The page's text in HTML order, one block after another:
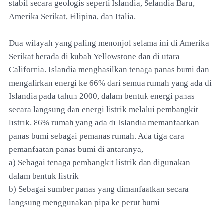
stabil secara geologis seperti Islandia, Selandia Baru,
Amerika Serikat, Filipina, dan Italia.
Dua wilayah yang paling menonjol selama ini di Amerika
Serikat berada di kubah Yellowstone dan di utara
California. Islandia menghasilkan tenaga panas bumi dan
mengalirkan energi ke 66% dari semua rumah yang ada di
Islandia pada tahun 2000, dalam bentuk energi panas
secara langsung dan energi listrik melalui pembangkit
listrik. 86% rumah yang ada di Islandia memanfaatkan
panas bumi sebagai pemanas rumah. Ada tiga cara
pemanfaatan panas bumi di antaranya,
a) Sebagai tenaga pembangkit listrik dan digunakan
dalam bentuk listrik
b) Sebagai sumber panas yang dimanfaatkan secara
langsung menggunakan pipa ke perut bumi